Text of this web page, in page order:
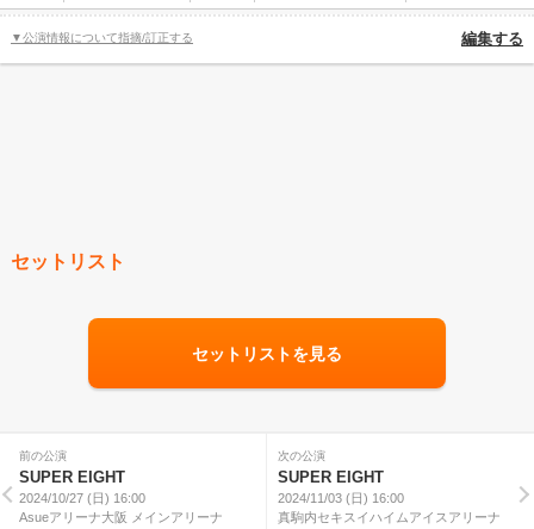
▼公演情報について指摘/訂正する 編集する
セットリスト
セットリストを見る
前の公演
SUPER EIGHT
2024/10/27 (日) 16:00
Asueアリーナ大阪 メインアリーナ
次の公演
SUPER EIGHT
2024/11/03 (日) 16:00
真駒内セキスイハイムアイスアリーナ